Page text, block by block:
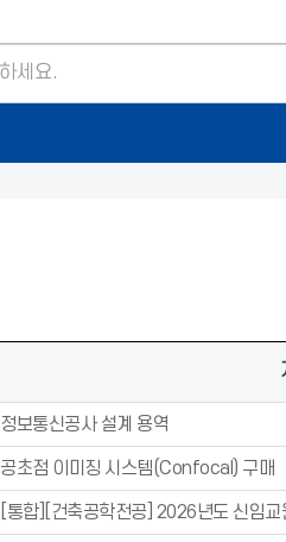
정보통신공사 설계 용역
공초점 이미징 시스템(Confocal) 구매
[통합][건축공학전공] 2026년도 신임